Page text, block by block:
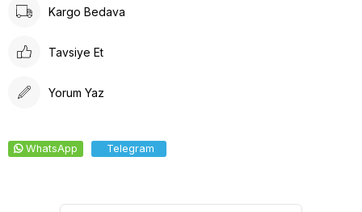
sağlar.
bir görünüm elde etmenizi sağlar
Kargo Bedava
Tavsiye Et
Yorum Yaz
WhatsApp Telegram